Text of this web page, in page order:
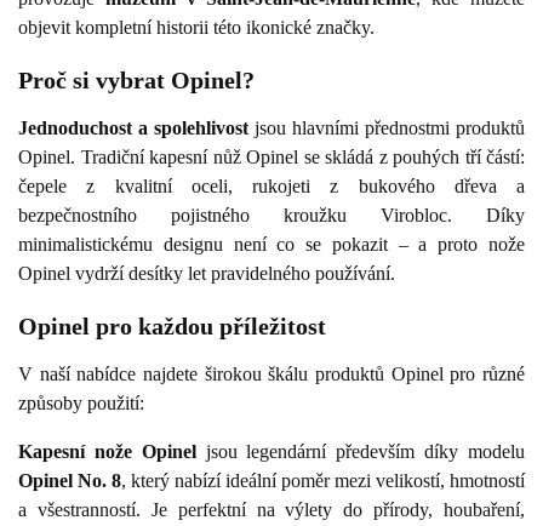
objevit kompletní historii této ikonické značky.
Proč si vybrat Opinel?
Jednoduchost a spolehlivost jsou hlavními přednostmi produktů
Opinel. Tradiční kapesní nůž Opinel se skládá z pouhých tří částí:
čepele z kvalitní oceli, rukojeti z bukového dřeva a
bezpečnostního pojistného kroužku Virobloc. Díky
minimalistickému designu není co se pokazit – a proto nože
Opinel vydrží desítky let pravidelného používání.
Opinel pro každou příležitost
V naší nabídce najdete širokou škálu produktů Opinel pro různé
způsoby použití:
Kapesní nože Opineljsou legendární především díky modelu
Opinel No. 8, který nabízí ideální poměr mezi velikostí, hmotností
a všestranností. Je perfektní na výlety do přírody, houbaření,